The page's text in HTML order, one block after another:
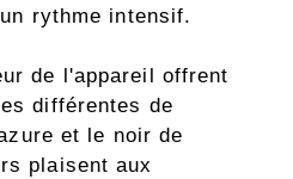
rythme intensif.
de l'appareil offrent
différentes de
et le noir de
plaisent aux